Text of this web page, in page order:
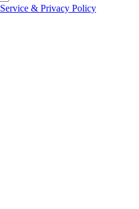
Service & Privacy Policy